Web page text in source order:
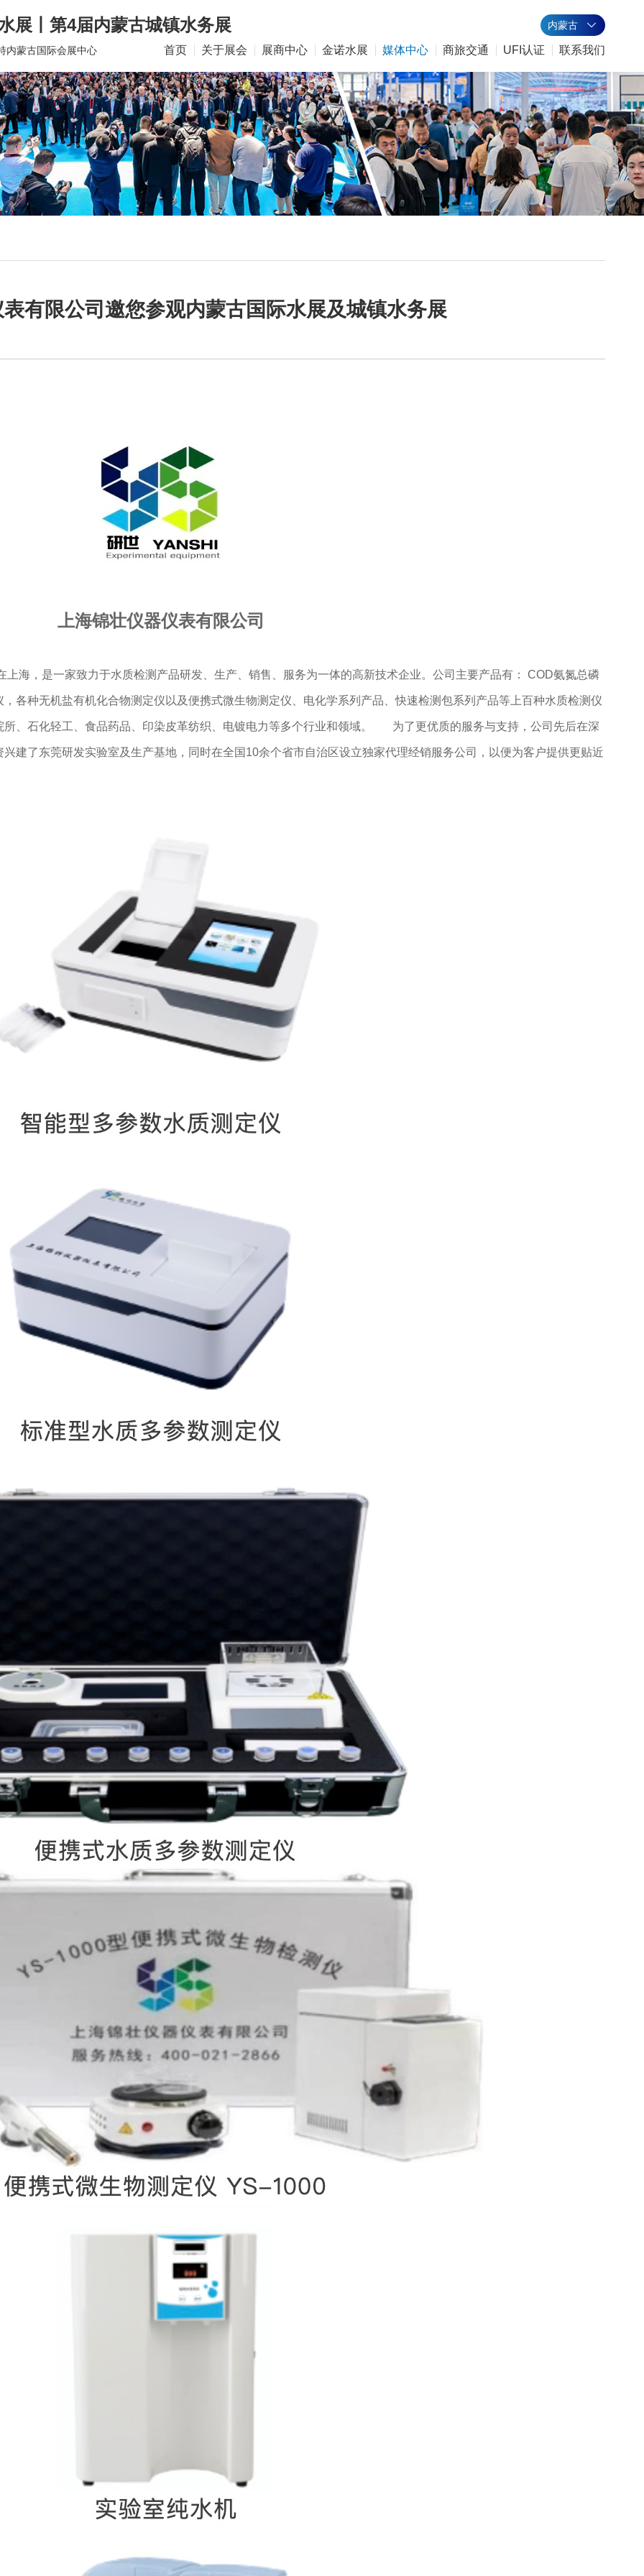
展丨第4届内蒙古城镇水务展
内蒙古国际会展中心
内蒙古
首页 关于展会 展商中心 金诺水展 媒体中心 商旅交通 UFI认证 联系我们
有限公司邀您参观内蒙古国际水展及城镇水务展
上海锦壮仪器仪表有限公司
海，是一家致力于水质检测产品研发、生产、销售、服务为一体的高新技术企业。公司主要产品有： COD氨氮总磷
各种无机盐有机化合物测定仪以及便携式微生物测定仪、电化学系列产品、快速检测包系列产品等上百种水质检测仪
、石化轻工、食品药品、印染皮革纺织、电镀电力等多个行业和领域。 为了更优质的服务与支持，公司先后在深
建了东莞研发实验室及生产基地，同时在全国10余个省市自治区设立独家代理经销服务公司，以便为客户提供更贴近